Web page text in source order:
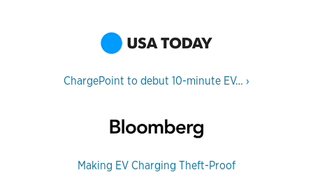
ChargePoint to debut 10-minute EV… ›
Making EV Charging Theft-Proof